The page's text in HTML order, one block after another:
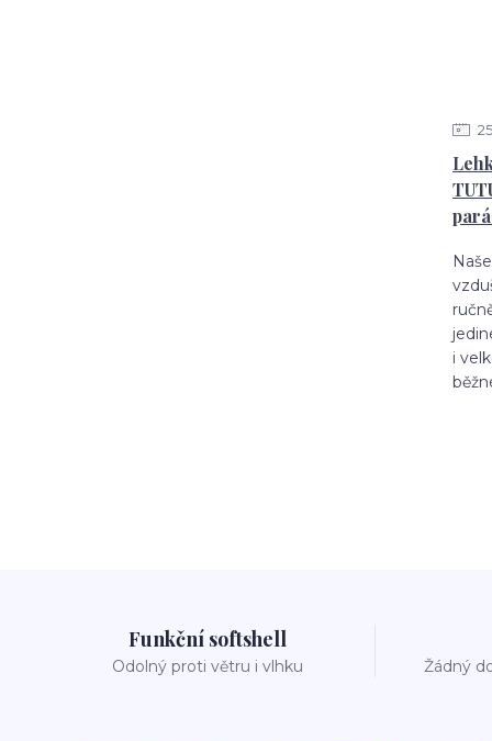
25
i
Funkční softshell
Odolný proti větru i vlhku Žádný